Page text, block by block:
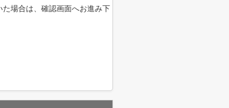
場合は、確認画面へお進み下